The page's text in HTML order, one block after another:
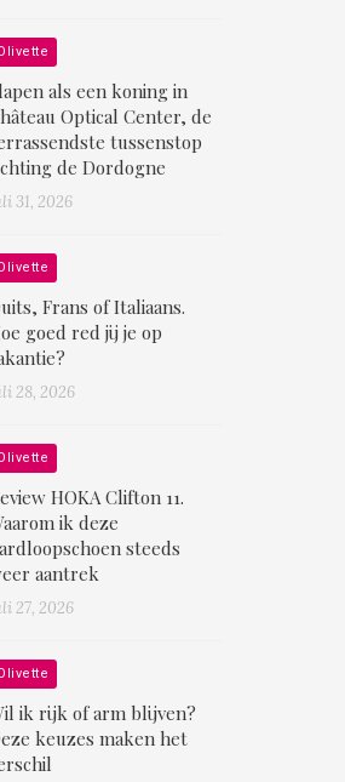
als een koning in
Optical Center, de
tussenstop
de Dordogne
31, 2026
Frans of Italiaans.
goed red jij je op
28, 2026
HOKA Clifton 11.
ik deze
steeds
aantrek
27, 2026
ik rijk of arm blijven?
keuzes maken het